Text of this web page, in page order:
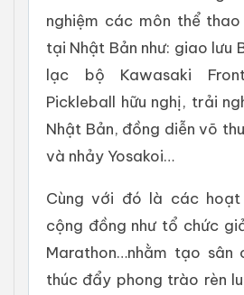
nghiệm các môn thể
tại Nhật Bản như: giao lưu
lạc bộ Kawasaki
Pickleball hữu nghị, trải
Nhật Bản, đồng diễn võ
và nhảy Yosakoi…
Cùng với đó là các
cộng đồng như tổ chức
Marathon…nhằm tạo sân
thúc đẩy phong trào rèn